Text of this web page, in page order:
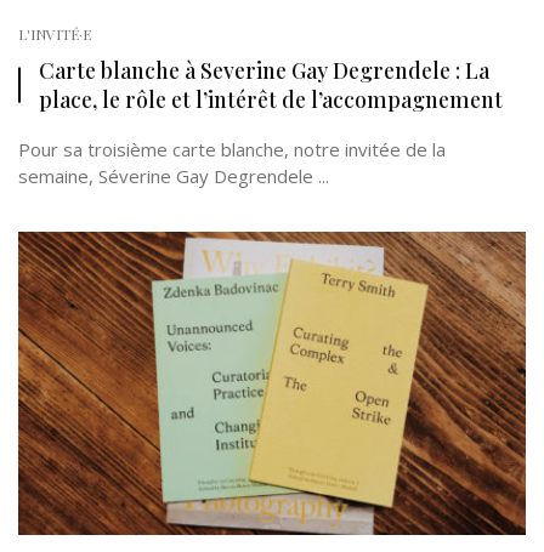
L'INVITÉ·E
Carte blanche à Severine Gay Degrendele : La
place, le rôle et l’intérêt de l’accompagnement
Pour sa troisième carte blanche, notre invitée de la
semaine, Séverine Gay Degrendele ...